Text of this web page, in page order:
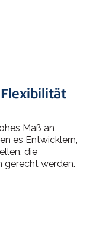
Maß an
es Entwicklern,
die
gerecht werden.